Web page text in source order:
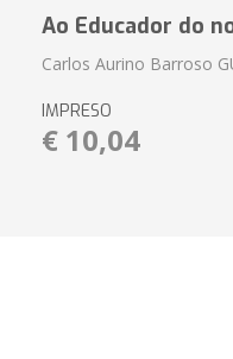
Ao Educador do
Carlos Aurino Barroso
IMPRESO
€ 10,04